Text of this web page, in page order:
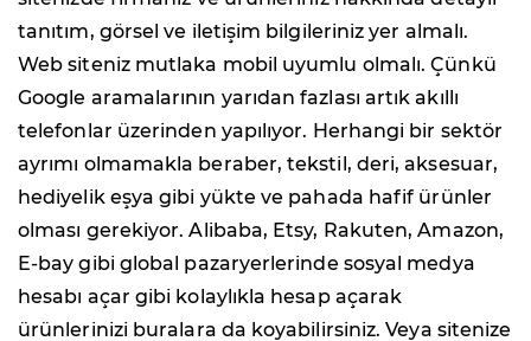
tanıtım, görsel ve iletişim bilgileriniz yer almalı.
Web siteniz mutlaka mobil uyumlu olmalı. Çünkü
Google aramalarının yarıdan fazlası artık akıllı
telefonlar üzerinden yapılıyor. Herhangi bir sektör
ayrımı olmamakla beraber, tekstil, deri, aksesuar,
hediyelik eşya gibi yükte ve pahada hafif ürünler
olması gerekiyor. Alibaba, Etsy, Rakuten, Amazon,
E-bay gibi global pazaryerlerinde sosyal medya
hesabı açar gibi kolaylıkla hesap açarak
ürünlerinizi buralara da koyabilirsiniz. Veya sitenize